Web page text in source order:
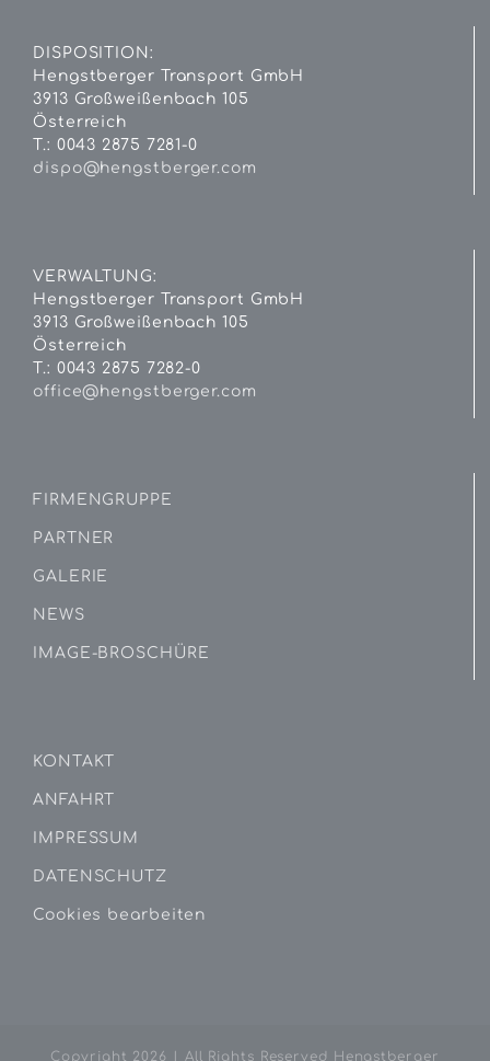
DISPOSITION:
Hengstberger Transport GmbH
3913 Großweißenbach 105
Österreich
T.: 0043 2875 7281-0
dispo@hengstberger.com
VERWALTUNG:
Hengstberger Transport GmbH
3913 Großweißenbach 105
Österreich
T.: 0043 2875 7282-0
office@hengstberger.com
FIRMENGRUPPE
PARTNER
GALERIE
NEWS
IMAGE-BROSCHÜRE
KONTAKT
ANFAHRT
IMPRESSUM
DATENSCHUTZ
Cookies bearbeiten
Copyright 2026 | All Rights Reserved Hengstberger